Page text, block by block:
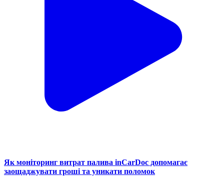
Як моніторинг витрат палива inCarDoc допомагає
заощаджувати гроші та уникати поломок